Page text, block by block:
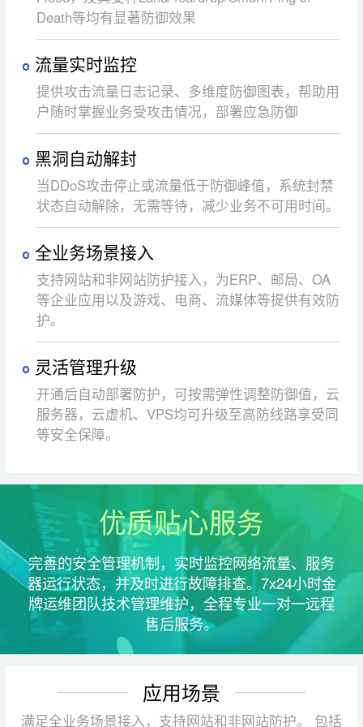
Death等均有显著防御效果
流量实时监控
提供攻击流量日志记录、多维度防御图表，帮助用
户随时掌握业务受攻击情况，部署应急防御
黑洞自动解封
当DDoS攻击停止或流量低于防御峰值，系统封禁
状态自动解除，无需等待，减少业务不可用时间。
全业务场景接入
支持网站和非网站防护接入，为ERP、邮局、OA
等企业应用以及游戏、电商、流媒体等提供有效防
护。
灵活管理升级
开通后自动部署防护，可按需弹性调整防御值，云
服务器，云虚机、VPS均可升级至高防线路享受同
等安全保障。
优质贴心服务
完善的安全管理机制，实时监控网络流量、服务
器运行状态，并及时进行故障排查。7x24小时金
牌运维团队技术管理维护，全程专业一对一远程
售后服务。
应用场景
满足全业务场景接入，支持网站和非网站防护。 包括